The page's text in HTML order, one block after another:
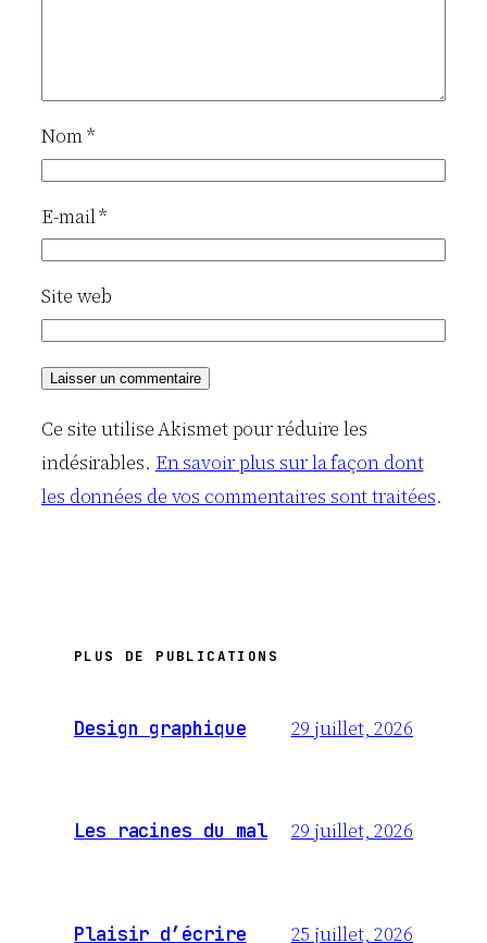
Nom*
E-mail*
Site web
Ce site utilise Akismet pour réduire les
indésirables. En savoir plus sur la façon dont
les données de vos commentaires sont traitées.
PLUS DE PUBLICATIONS
Design graphique 29 juillet, 2026
Les racines du mal 29 juillet, 2026
Plaisir d’écrire 25 juillet, 2026